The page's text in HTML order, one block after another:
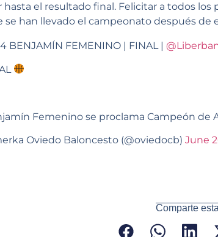
hasta el resultado final. Felicitar a todos
se han llevado el campeonato después de
BENJAMÍN FEMENINO | FINAL |
Femenino se proclama Campeón de
Oviedo Baloncesto (@oviedocb) June
Comparte